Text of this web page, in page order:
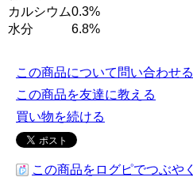
カルシウム0.3%
水分 6.8%
この商品について問い合わせる
この商品を友達に教える
買い物を続ける
この商品をログピでつぶやく